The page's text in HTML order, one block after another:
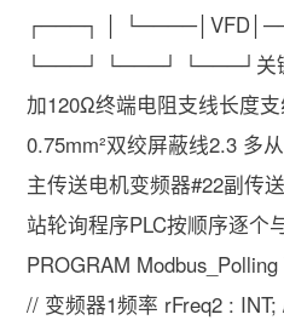
┌───┐ │
└───┘ └───┘ └───┘关键
加120Ω终端电阻支线长度
0.75mm²双绞屏蔽线2.3 多
主传送电机变频器#22副传
站轮询程序PLC按顺序逐个
PROGRAM
// 变频器1频率 rFreq2 :